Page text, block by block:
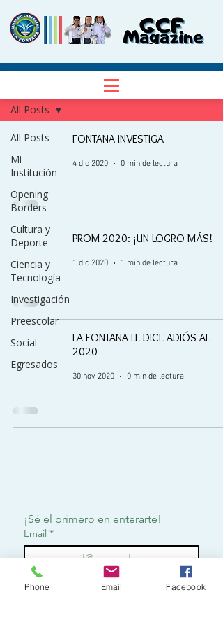
All Posts
Mi
Institución
Opening
Borders
Cultura y
Deporte
Ciencia y
Tecnología
Investigación
Preescolar
Social
Egresados
All Posts
FONTANA INVESTIGA
4 dic 2020 0 min de lectura
PROM 2020: ¡UN LOGRO MÁS!
1 dic 2020 1 min de lectura
LA FONTANA LE DICE ADIÓS AL
2020
30 nov 2020 0 min de lectura
¡Sé el primero en enterarte!
Email *
Suscribirme
Phone Email Facebook